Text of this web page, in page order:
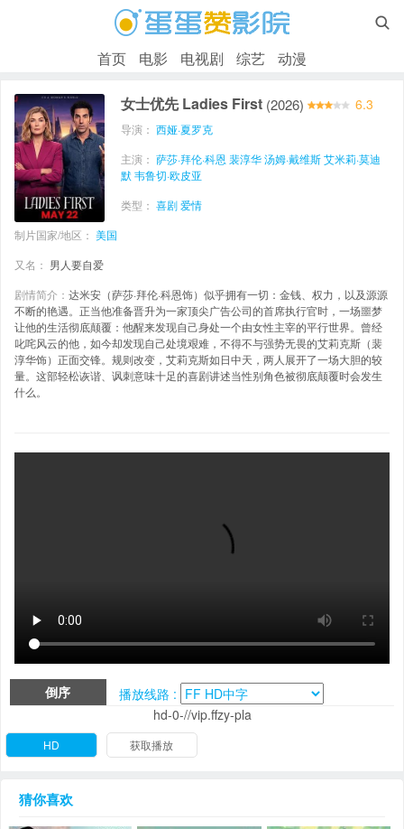

首页 电影 电视剧 综艺 动漫
女士优先 Ladies First (2026) 6.3
导演： 西娅·夏罗克
主演： 萨莎·拜伦·科恩 裴淳华汤姆·戴维斯艾米莉·莫迪
默韦鲁切·欧皮亚
类型： 喜剧爱情
制片国家/地区： 美国
又名： 男人要自爱
剧情简介： 达米安（萨莎·拜伦·科恩饰）似乎拥有一切：金钱、权力，以及源源
不断的艳遇。正当他准备晋升为一家顶尖广告公司的首席执行官时，一场噩梦
让他的生活彻底颠覆：他醒来发现自己身处一个由女性主宰的平行世界。曾经
叱咤风云的他，如今却发现自己处境艰难，不得不与强势无畏的艾莉克斯（裴
淳华饰）正面交锋。规则改变，艾莉克斯如日中天，两人展开了一场大胆的较
量。这部轻松诙谐、讽刺意味十足的喜剧讲述当性别角色被彻底颠覆时会发生
什么。
倒序
播放线路 :
hd-0-//vip.ffzy-pla
HD 获取播放
猜你喜欢